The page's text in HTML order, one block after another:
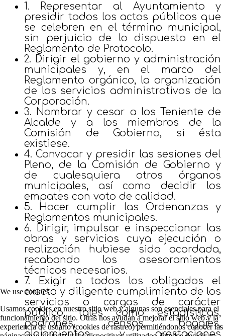
1. Representar al Ayuntamiento y
presidir todos los actos públicos que
se celebren en el término municipal,
sin perjuicio de lo dispuesto en el
Reglamento de Protocolo.
2. Dirigir el gobierno y administración
municipales y, en el marco del
Reglamento orgánico, la organización
de los servicios administrativos de la
Corporación.
3. Nombrar y cesar a los Teniente de
Alcalde y a los miembros de la
Comisión de Gobierno, si ésta
existiese.
4. Convocar y presidir las sesiones del
Pleno, de la Comisión de Gobierno y
de cualesquiera otros órganos
municipales, así como decidir los
empates con voto de calidad.
5. Hacer cumplir las Ordenanzas y
Reglamentos municipales.
6. Dirigir, impulsar e inspeccionar las
obras y servicios cuya ejecución o
realización hubiese sido acordada,
recabando los asesoramientos
técnicos necesarios.
7. Exigir a todos los obligados el
exacto y diligente cumplimiento de los
servicios o cargas de carácter
público, tales como estadísticas,
padrones, censos, bagajes,
alojamientos y prestaciones
We use cookies
Usamos cookies en nuestro sitio web y algunas son esenciales para el
funcionamiento del sitio. Otras nos ayudan a mejorar el sitio web y la
experiencia de usuario (cookies de rastreo) permitiéndonos conocer las